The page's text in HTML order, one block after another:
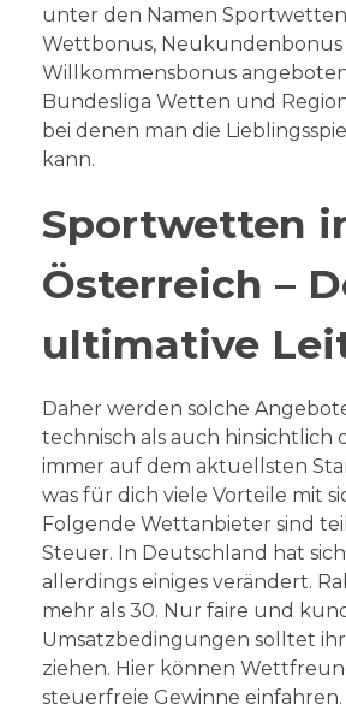
unter den Namen
Wettbonus, Neukundenbonus
Willkommensbonus
Bundesliga Wetten und
bei denen man die
kann.
Sportwetten
Österreich –
ultimative
Daher werden solche
technisch als auch hinsichtlich
immer auf dem aktuellsten
was für dich viele Vorteile mit
Folgende Wettanbieter sind
Steuer. In Deutschland hat
allerdings einiges verändert.
mehr als 30. Nur faire und
Umsatzbedingungen solltet
ziehen. Hier können
steuerfreie Gewinne